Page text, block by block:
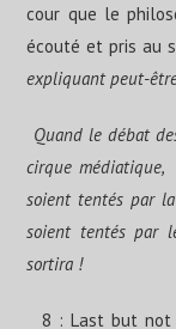
cour que le
écouté et pris au
expliquant peut-
Quand le débat
cirque médiatique,
soient tentés par
soient tentés par
sortira !
8 : Last but